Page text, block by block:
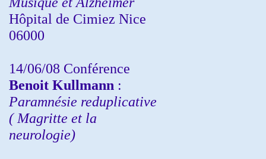
Hôpital de Cimiez Nice
06000
14/06/08 Conférence
Benoit Kullmann :
Paramnésie reduplicative
( Magritte et la
neurologie)